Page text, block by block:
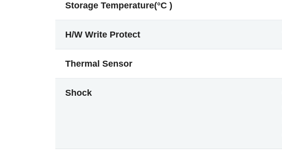
Storage Temperature(°C )
H/W Write Protect
Thermal Sensor
Shock